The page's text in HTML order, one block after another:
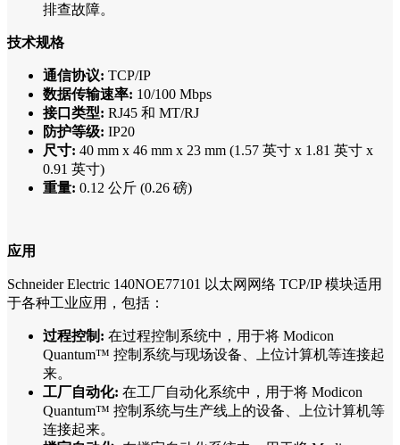
排查故障。
技术规格
通信协议: TCP/IP
数据传输速率: 10/100 Mbps
接口类型: RJ45 和 MT/RJ
防护等级: IP20
尺寸: 40 mm x 46 mm x 23 mm (1.57 英寸 x 1.81 英寸 x
0.91 英寸)
重量: 0.12 公斤 (0.26 磅)
应用
Schneider Electric 140NOE77101 以太网网络 TCP/IP 模块适用
于各种工业应用，包括：
过程控制: 在过程控制系统中，用于将 Modicon
Quantum™ 控制系统与现场设备、上位计算机等连接起
来。
工厂自动化: 在工厂自动化系统中，用于将 Modicon
Quantum™ 控制系统与生产线上的设备、上位计算机等
连接起来。